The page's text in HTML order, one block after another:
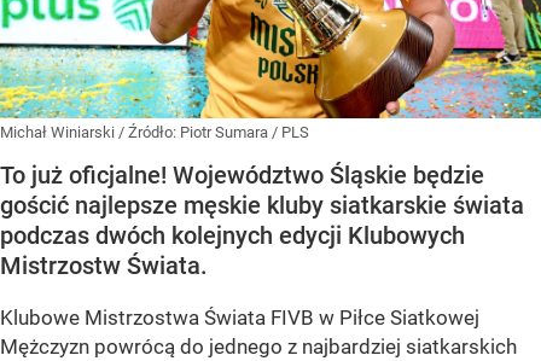
Michał Winiarski / Źródło: Piotr Sumara / PLS
To już oficjalne! Województwo Śląskie będzie
gościć najlepsze męskie kluby siatkarskie świata
podczas dwóch kolejnych edycji Klubowych
Mistrzostw Świata.
Klubowe Mistrzostwa Świata FIVB w Piłce Siatkowej
Mężczyzn powrócą do jednego z najbardziej siatkarskich